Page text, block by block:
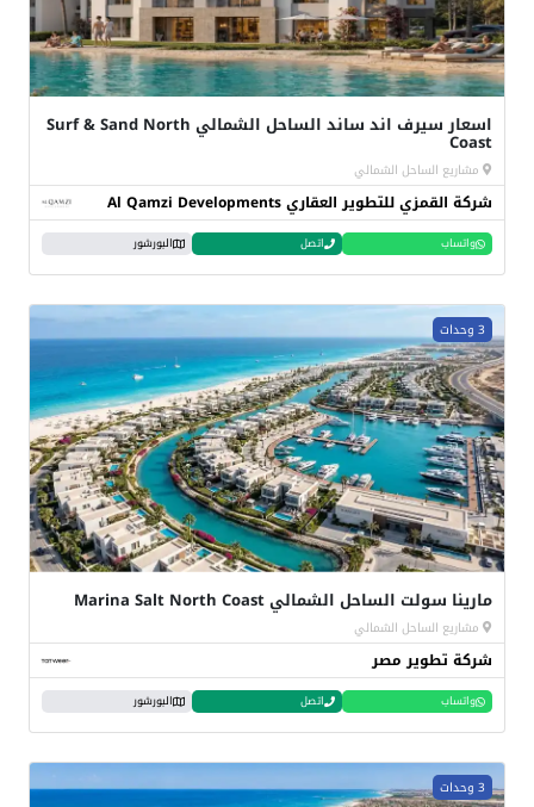
اسعار سيرف اند ساند الساحل الشمالي Surf & Sand North
Coast
مشاريع الساحل الشمالي
شركة القمزي للتطوير العقاري Al Qamzi Developments
واتساب اتصل البورشور
3 وحدات
مارينا سولت الساحل الشمالي Marina Salt North Coast
مشاريع الساحل الشمالي
شركة تطوير مصر
واتساب اتصل البورشور
3 وحدات